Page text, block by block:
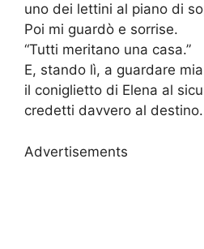
uno dei lettini al piano di
Poi mi guardò e sorrise.
“Tutti meritano una casa.”
E, stando lì, a guardare
il coniglietto di Elena al
credetti davvero al destino.
Advertisements